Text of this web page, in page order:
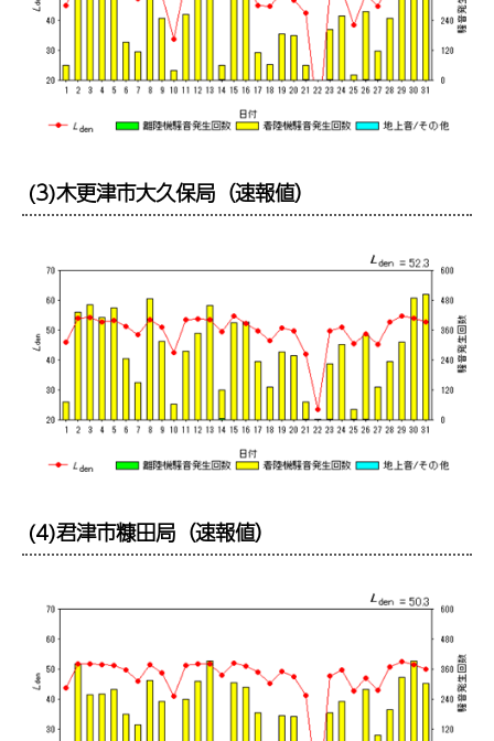
(3)木更津市大久保局（速報値）
(4)君津市糠田局（速報値）